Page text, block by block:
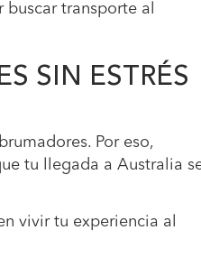
transporte al
SIN ESTRÉS
Por eso,
tu llegada a Australia
vivir tu experiencia al